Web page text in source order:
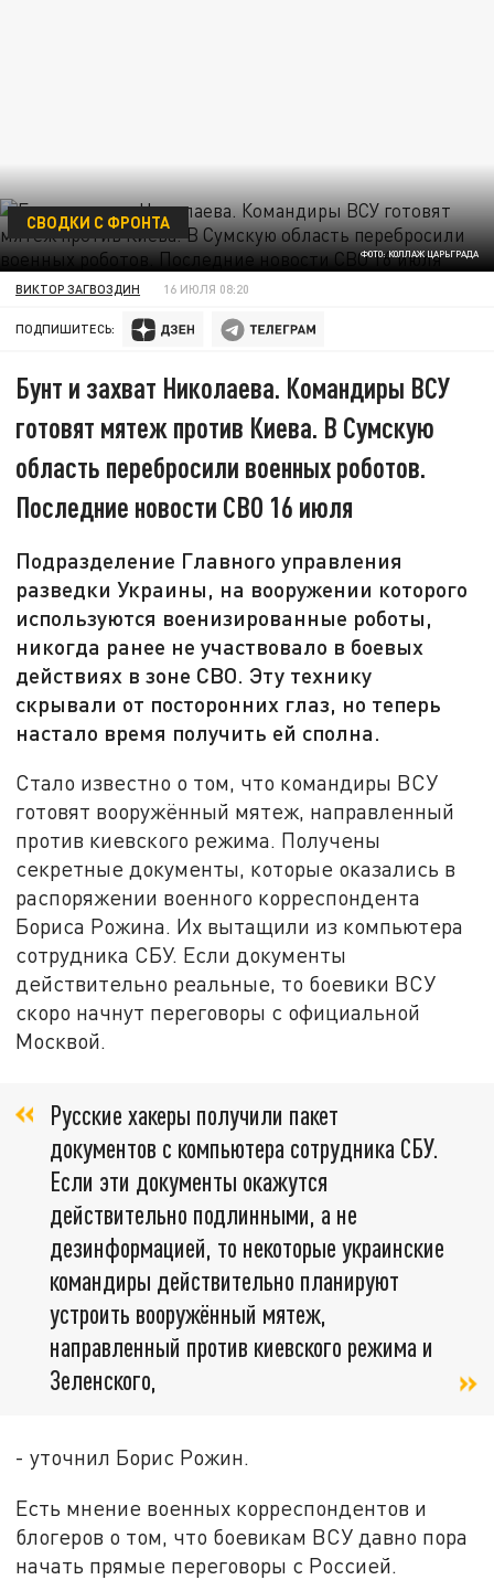
ФОТО: КОЛЛАЖ ЦАРЬГРАДА
СВОДКИ С ФРОНТА
ВИКТОР ЗАГВОЗДИН 16 ИЮЛЯ 08:20
ПОДПИШИТЕСЬ:
Бунт и захват Николаева. Командиры ВСУ
готовят мятеж против Киева. В Сумскую
область перебросили военных роботов.
Последние новости СВО 16 июля
Подразделение Главного управления
разведки Украины, на вооружении которого
используются военизированные роботы,
никогда ранее не участвовало в боевых
действиях в зоне СВО. Эту технику
скрывали от посторонних глаз, но теперь
настало время получить ей сполна.
Стало известно о том, что командиры ВСУ
готовят вооружённый мятеж, направленный
против киевского режима. Получены
секретные документы, которые оказались в
распоряжении военного корреспондента
Бориса Рожина. Их вытащили из компьютера
сотрудника СБУ. Если документы
действительно реальные, то боевики ВСУ
скоро начнут переговоры с официальной
Москвой.
Русские хакеры получили пакет
документов с компьютера сотрудника СБУ.
Если эти документы окажутся
действительно подлинными, а не
дезинформацией, то некоторые украинские
командиры действительно планируют
устроить вооружённый мятеж,
направленный против киевского режима и
Зеленского,
- уточнил Борис Рожин.
Есть мнение военных корреспондентов и
блогеров о том, что боевикам ВСУ давно пора
начать прямые переговоры с Россией.